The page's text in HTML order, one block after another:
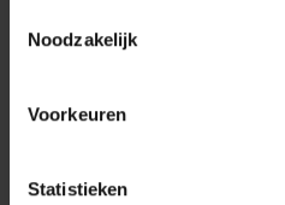
Noodzakelijk
Voorkeuren
Statistieken
je graag ervaring opdoen
kennis echt een
studierelevante bijbaan! Zo
contact met de
afgestudeerd en zoek je